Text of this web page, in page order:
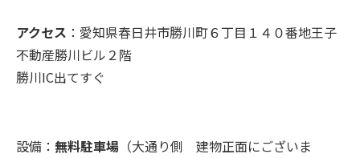
アクセス ：愛知県春日井市勝川町６丁目１４０番地王子
不動産勝川ビル２階
勝川IC出てすぐ
設備： 無料駐車場 （大通り側 建物正面にございま